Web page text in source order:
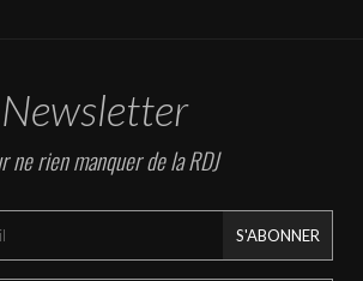
Newsletter
ne rien manquer de la RDJ
S'ABONNER